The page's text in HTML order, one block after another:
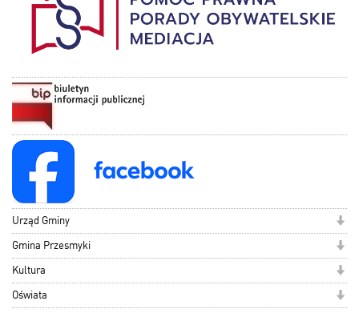
Urząd Gminy
Gmina Przesmyki
Kultura
Oświata